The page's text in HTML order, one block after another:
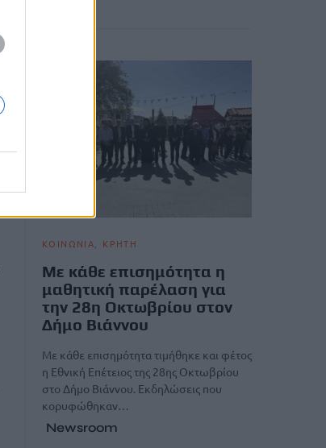
ΚΟΙΝΩΝΙΑ ΚΡΗΤΗ
Με κάθε επισημότητα η
μαθητική παρέλαση για
την 28η Οκτωβρίου στον
Δήμο Βιάννου
Με κάθε επισημότητα τιμήθηκε και φέτος
η Εθνική Επέτειος της 28ης Οκτωβρίου
στο Δήμο Βιάννου. Εκδηλώσεις που
κορυφώθηκαν…
Newsroom